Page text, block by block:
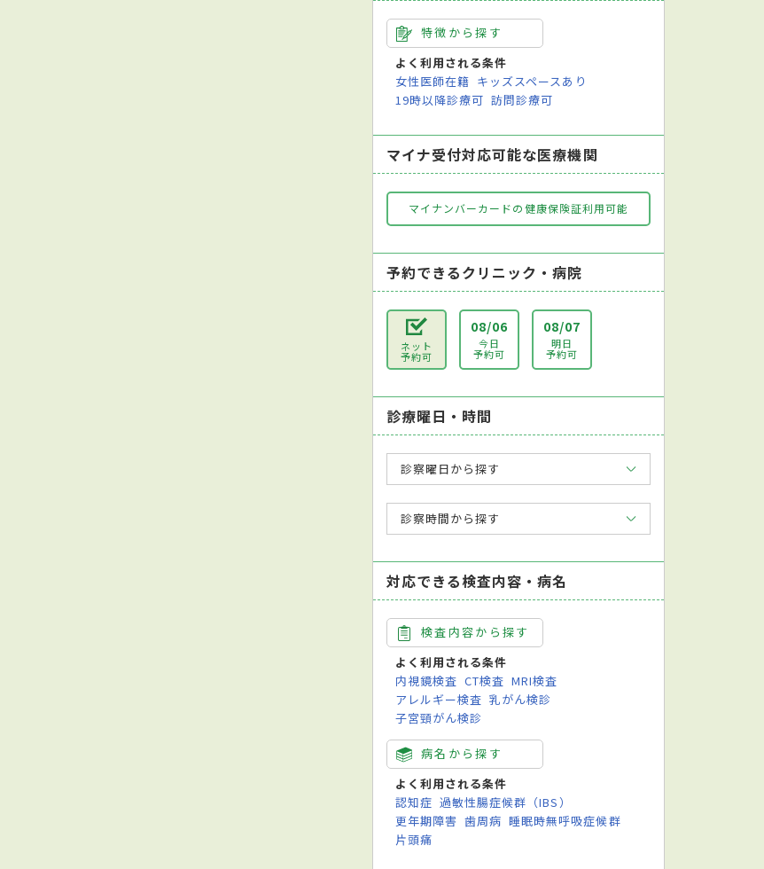
特徴から探す
よく利用される条件
女性医師在籍 キッズスペースあり
19時以降診療可 訪問診療可
マイナ受付対応可能な医療機関
マイナンバーカードの健康保険証利用可能
予約できるクリニック・病院
ネット
予約可
08/06
今日
予約可
08/07
明日
予約可
診療曜日・時間
診察曜日から探す
診察時間から探す
対応できる検査内容・病名
検査内容から探す
よく利用される条件
内視鏡検査 CT検査 MRI検査
アレルギー検査 乳がん検診
子宮頸がん検診
病名から探す
よく利用される条件
認知症 過敏性腸症候群（IBS）
更年期障害 歯周病 睡眠時無呼吸症候群
片頭痛